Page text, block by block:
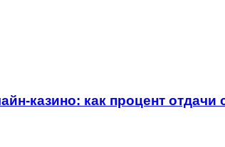
казино: как процент